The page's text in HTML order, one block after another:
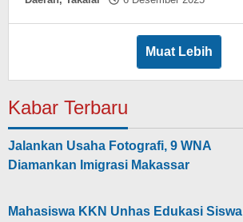
Muat Lebih
Kabar Terbaru
Jalankan Usaha Fotografi, 9 WNA
Diamankan Imigrasi Makassar
Mahasiswa KKN Unhas Edukasi Siswa